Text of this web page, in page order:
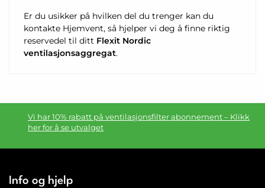
Er du usikker på hvilken del du trenger kan du
kontakte Hjemvent, så hjelper vi deg å finne riktig
reservedel til ditt Flexit Nordic
ventilasjonsaggregat.
Vi har 10% rabatt på ventilasjonsfilter abonnement – Klikk
her for å se utvalget
Info og hjelp